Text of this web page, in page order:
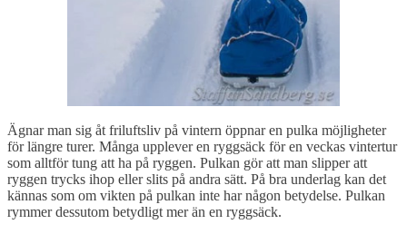
Ägnar man sig åt friluftsliv på vintern öppnar en pulka möjligheter
för längre turer. Många upplever en ryggsäck för en veckas vintertur
som alltför tung att ha på ryggen. Pulkan gör att man slipper att
ryggen trycks ihop eller slits på andra sätt. På bra underlag kan det
kännas som om vikten på pulkan inte har någon betydelse. Pulkan
rymmer dessutom betydligt mer än en ryggsäck.